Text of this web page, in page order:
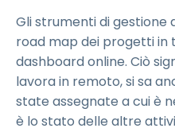
Gli strumenti di
road map dei progetti
dashboard online. Ciò
lavora in remoto, si sa
state assegnate a cui è
è lo stato delle altre